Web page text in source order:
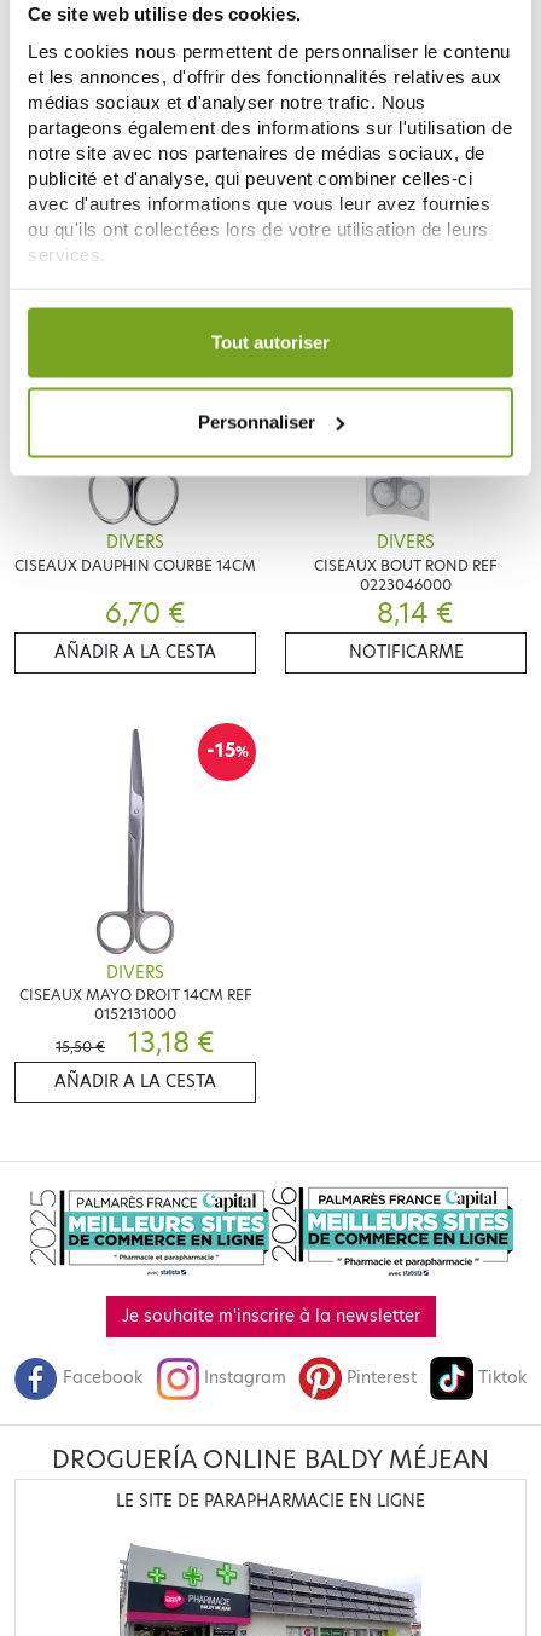
Ce site web utilise des cookies.
Les cookies nous permettent de personnaliser le contenu
et les annonces, d'offrir des fonctionnalités relatives aux
médias sociaux et d'analyser notre trafic. Nous
partageons également des informations sur l'utilisation de
notre site avec nos partenaires de médias sociaux, de
publicité et d'analyse, qui peuvent combiner celles-ci
avec d'autres informations que vous leur avez fournies
ou qu'ils ont collectées lors de votre utilisation de leurs
services.
Votre choix de consentement est conservé pendant une
Tout autoriser
Personnaliser
VITRY
VITRY PINCE A EPILER MORS
BIAIS INOX
7,90 €
7,11 €
AÑADIR A LA CESTA
DIVERS
JOLETI CISEAU JESCO NOIR
3,96 € 3,37 €
AÑADIR A LA CESTA
DIVERS
CISEAUX DAUPHIN COURBE 14CM
6,70 €
AÑADIR A LA CESTA
DIVERS
CISEAUX BOUT ROND REF
0223046000
8,14 €
NOTIFICARME
-15%
DIVERS
CISEAUX MAYO DROIT 14CM REF
0152131000
15,50 €
13,18 €
AÑADIR A LA CESTA
Je souhaite m'inscrire à la newsletter
Facebook Instagram Pinterest Tiktok
DROGUERÍA ONLINE BALDY MÉJEAN
LE SITE DE PARAPHARMACIE EN LIGNE